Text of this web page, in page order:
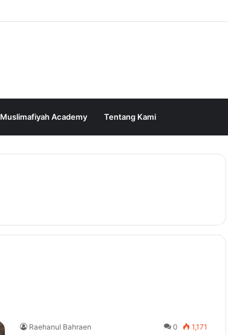
Muslimafiyah Academy Tentang Kami
Raehanul Bahraen 0 1,171